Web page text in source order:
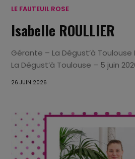
LE FAUTEUIL ROSE
Isabelle ROULLIER
Gérante – La Dégust’à Toulouse
La Dégust’à Toulouse – 5 juin
26 JUIN 2026